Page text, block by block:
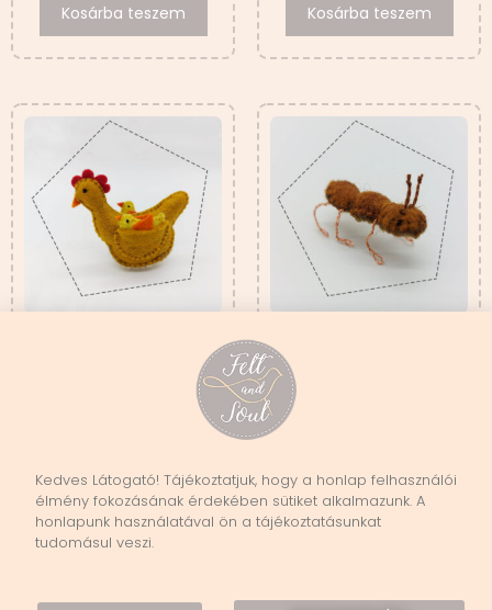
Kosárba teszem Kosárba teszem
Vissza
Kedves Látogató! Tájékoztatjuk, hogy a honlap felhasználói
élmény fokozásának érdekében sütiket alkalmazunk. A
honlapunk használatával ön a tájékoztatásunkat
tudomásul veszi.